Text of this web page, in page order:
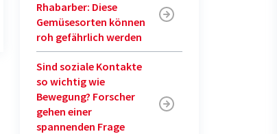
Rhabarber: Diese
Gemüsesorten können
roh gefährlich werden
Sind soziale Kontakte
so wichtig wie
Bewegung? Forscher
gehen einer
spannenden Frage